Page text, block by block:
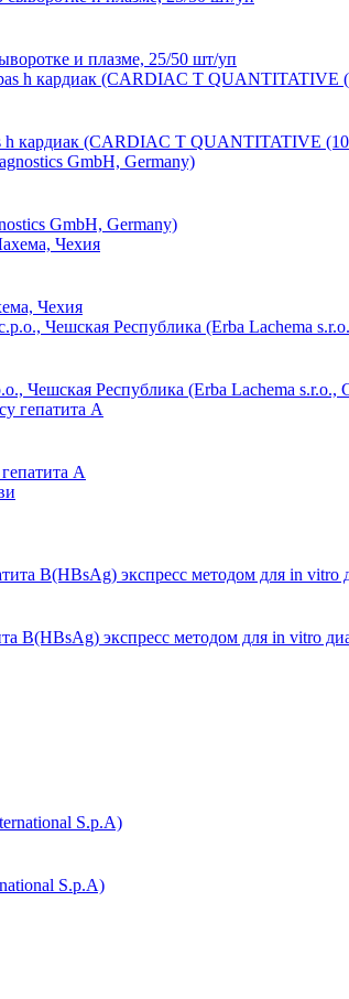
и плазме, 25/50 шт/уп
кардиак (CARDIAC T QUANTITATIVE (10
GmbH, Germany)
Чехия
Чешская Республика (Erba Lachema s.r.o.,
А
В(HBsAg) экспресс методом для in vitro
S.p.A)